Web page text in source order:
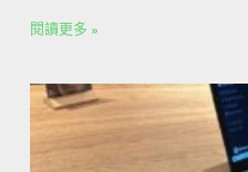
閱讀更多 »